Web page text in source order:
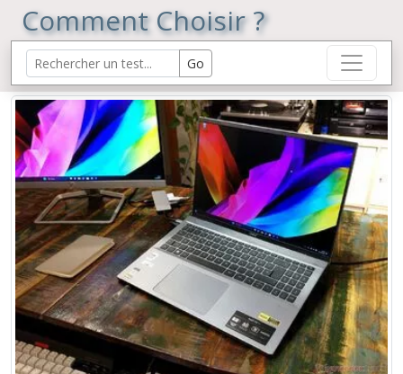
Comment Choisir ?